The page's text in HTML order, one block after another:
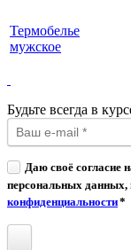
Термобелье
мужское
Будьте всегда в
Даю своё согласие
персональных данных,
конфиденциальности*